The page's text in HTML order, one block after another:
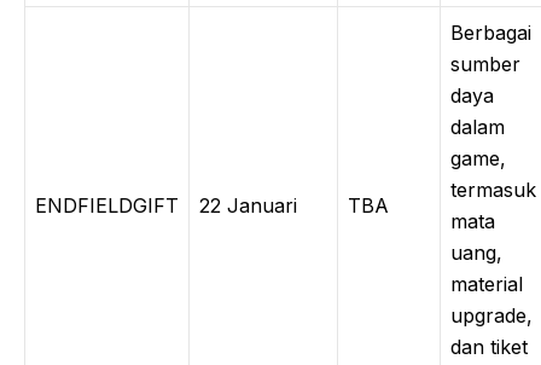
ENDFIELDGIFT 22 Januari TBA
Berbagai
sumber
daya
dalam
game,
termasuk
mata
uang,
material
upgrade,
dan tiket